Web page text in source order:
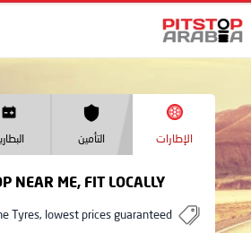
الإطارات التأمين
NEAR ME, FIT LOCALLY
Tyres, lowest prices guaranteed!